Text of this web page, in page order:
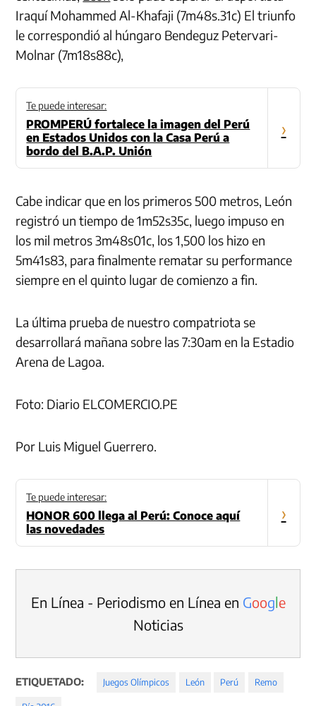
Iraquí Mohammed Al-Khafaji (7m48s.31c) El triunfo
le correspondió al húngaro Bendeguz Petervari-
Molnar (7m18s88c),
Te puede interesar:
PROMPERÚ fortalece la imagen del Perú
en Estados Unidos con la Casa Perú a
bordo del B.A.P. Unión
›
Cabe indicar que en los primeros 500 metros, León
registró un tiempo de 1m52s35c, luego impuso en
los mil metros 3m48s01c, los 1,500 los hizo en
5m41s83, para finalmente rematar su performance
siempre en el quinto lugar de comienzo a fin.
La última prueba de nuestro compatriota se
desarrollará mañana sobre las 7:30am en la Estadio
Arena de Lagoa.
Foto: Diario ELCOMERCIO.PE
Por Luis Miguel Guerrero.
Te puede interesar:
HONOR 600 llega al Perú: Conoce aquí
las novedades
›
En Línea - Periodismo en Línea en Google
Noticias
ETIQUETADO: Juegos Olímpicos León Perú Remo